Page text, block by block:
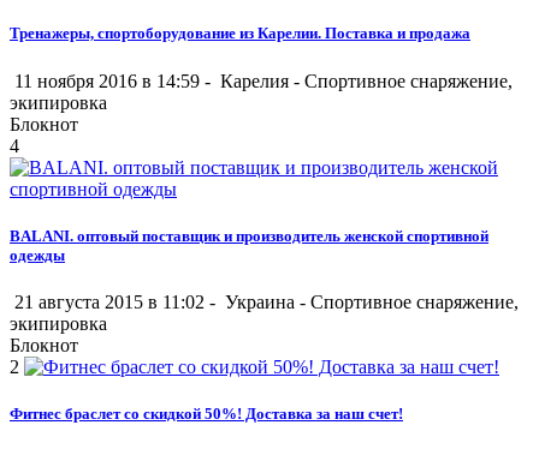
Тренажеры, спортоборудование из Карелии. Поставка и продажа
11 ноября 2016 в 14:59 - Карелия - Спортивное снаряжение,
экипировка
Блокнот
4
BALANI. оптовый поставщик и производитель женской спортивной
одежды
21 августа 2015 в 11:02 - Украина - Спортивное снаряжение,
экипировка
Блокнот
2
Фитнес браслет cо скидкой 50%! Доставка за наш счет!